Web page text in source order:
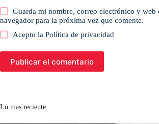
Guarda mi nombre, correo electrónico y web
navegador para la próxima vez que comente.
Acepto laPolítica de privacidad
Publicar el comentario
Lo mas reciente